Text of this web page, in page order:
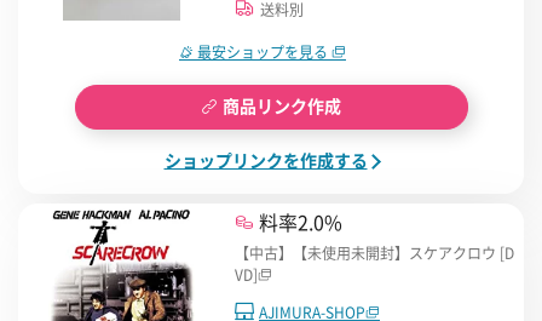
送料別
最安ショップを見る
商品リンク作成
ショップリンクを作成する
料率2.0%
【中古】【未使用未開封】スケアクロウ [D
VD]
AJIMURA-SHOP